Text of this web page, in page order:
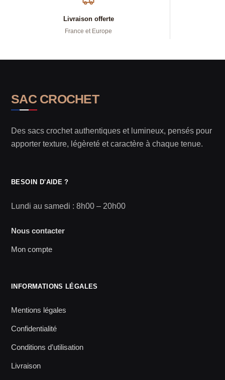
Livraison offerte
France et Europe
SAC CROCHET
Des sacs crochet authentiques et lumineux, pensés pour
apporter texture, légèreté et caractère à chaque tenue.
BESOIN D'AIDE ?
Lundi au samedi : 8h00 – 20h00
Nous contacter
Mon compte
INFORMATIONS LÉGALES
Mentions légales
Confidentialité
Conditions d’utilisation
Livraison